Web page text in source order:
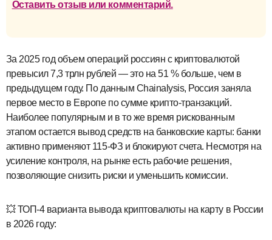
Оставить отзыв или комментарий.
За 2025 год объем операций россиян с криптовалютой
превысил 7,3 трлн рублей — это на 51 % больше, чем в
предыдущем году. По данным Chainalysis, Россия заняла
первое место в Европе по сумме крипто-транзакций.
Наиболее популярным и в то же время рискованным
этапом остается вывод средств на банковские карты: банки
активно применяют 115‑ФЗ и блокируют счета. Несмотря на
усиление контроля, на рынке есть рабочие решения,
позволяющие снизить риски и уменьшить комиссии.
💥 ТОП-4 варианта вывода криптовалюты на карту в России
в 2026 году: